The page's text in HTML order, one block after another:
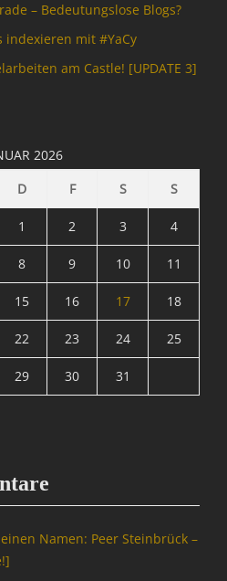
– Bedeutungslose Blogs?
indexieren mit #YaCy
am Castle! [UPDATE 3]
2026
D F S S
1 2 3 4
8 9 10 11
15 16 17 18
22 23 24 25
29 30 31
Namen: Peer Steinbrück –